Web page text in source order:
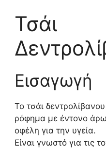
Τσάι
Εισαγωγή
Το τσάι
ρόφημα με έντονο
οφέλη για την υγεία.
Είναι γνωστό για τις